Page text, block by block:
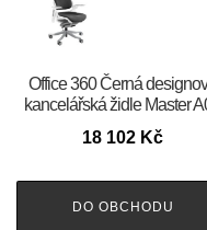
Office 360 Černá
kancelářská židle Master
18 102 Kč
DO OBCHODU